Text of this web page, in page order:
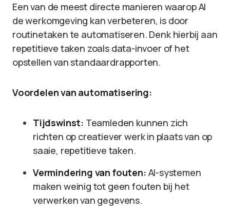
Een van de meest directe manieren waarop AI
de werkomgeving kan verbeteren, is door
routinetaken te automatiseren. Denk hierbij aan
repetitieve taken zoals data-invoer of het
opstellen van standaardrapporten.
Voordelen van automatisering:
Tijdswinst: Teamleden kunnen zich
richten op creatiever werk in plaats van op
saaie, repetitieve taken.
Vermindering van fouten: AI-systemen
maken weinig tot geen fouten bij het
verwerken van gegevens.